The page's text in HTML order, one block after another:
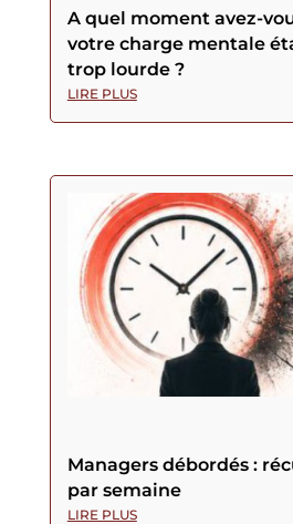
A quel moment avez-
votre charge mentale
trop lourde ?
LIRE PLUS
Managers débordés :
par semaine
LIRE PLUS